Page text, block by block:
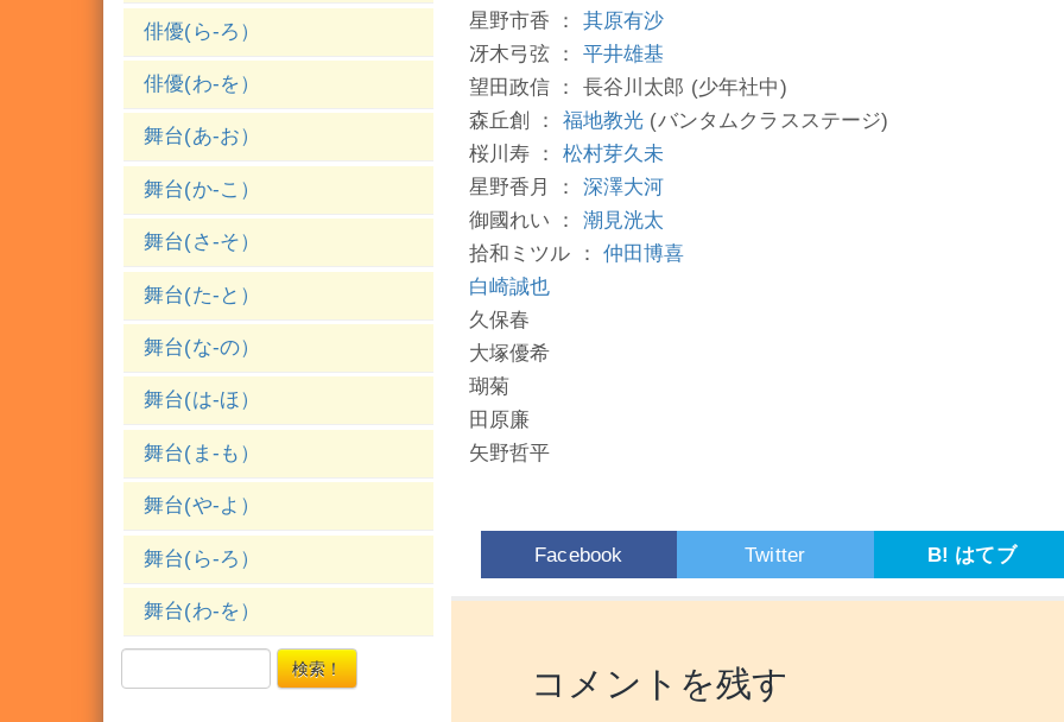
星野市香 ： 其原有沙
冴木弓弦 ： 平井雄基
望田政信 ： 長谷川太郎 (少年社中)
森丘創 ： 福地教光 (バンタムクラスステージ)
桜川寿 ： 松村芽久未
星野香月 ： 深澤大河
御國れい ： 潮見洸太
拾和ミツル ： 仲田博喜
白崎誠也
久保春
大塚優希
瑚菊
田原廉
矢野哲平
Facebook Twitter B! はてブ
コメントを残す
俳優(ら-ろ）
俳優(わ-を）
舞台(あ-お）
舞台(か-こ）
舞台(さ-そ）
舞台(た-と）
舞台(な-の）
舞台(は-ほ）
舞台(ま-も）
舞台(や-よ）
舞台(ら-ろ）
舞台(わ-を）
検索！